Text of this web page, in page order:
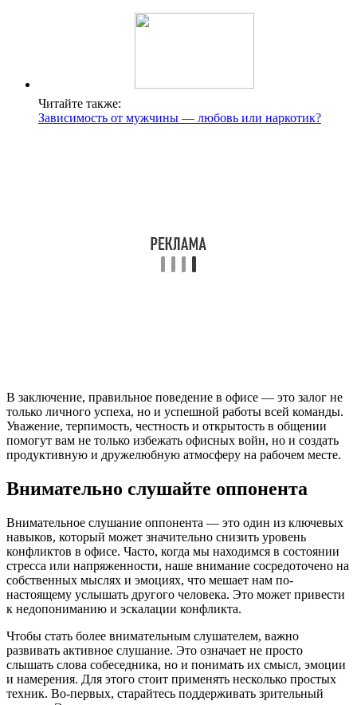
Читайте также:
Зависимость от мужчины — любовь или наркотик?
В заключение, правильное поведение в офисе — это залог не
только личного успеха, но и успешной работы всей команды.
Уважение, терпимость, честность и открытость в общении
помогут вам не только избежать офисных войн, но и создать
продуктивную и дружелюбную атмосферу на рабочем месте.
Внимательно слушайте оппонента
Внимательное слушание оппонента — это один из ключевых
навыков, который может значительно снизить уровень
конфликтов в офисе. Часто, когда мы находимся в состоянии
стресса или напряженности, наше внимание сосредоточено на
собственных мыслях и эмоциях, что мешает нам по-
настоящему услышать другого человека. Это может привести
к недопониманию и эскалации конфликта.
Чтобы стать более внимательным слушателем, важно
развивать активное слушание. Это означает не просто
слышать слова собеседника, но и понимать их смысл, эмоции
и намерения. Для этого стоит применять несколько простых
техник. Во-первых, старайтесь поддерживать зрительный